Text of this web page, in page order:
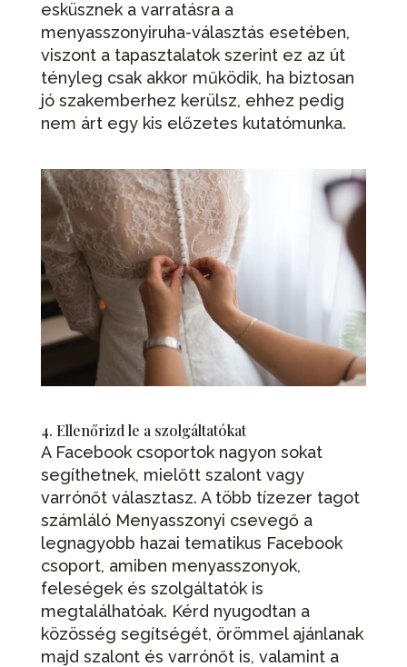
esküsznek a varratásra a
menyasszonyiruha-választás esetében,
viszont a tapasztalatok szerint ez az út
tényleg csak akkor működik, ha biztosan
jó szakemberhez kerülsz, ehhez pedig
nem árt egy kis előzetes kutatómunka.
4. Ellenőrizd le a szolgáltatókat
A Facebook csoportok nagyon sokat
segíthetnek, mielőtt szalont vagy
varrónőt választasz. A több tízezer tagot
számláló Menyasszonyi csevegő a
legnagyobb hazai tematikus Facebook
csoport, amiben menyasszonyok,
feleségek és szolgáltatók is
megtalálhatóak. Kérd nyugodtan a
közösség segítségét, örömmel ajánlanak
majd szalont és varrónőt is, valamint a